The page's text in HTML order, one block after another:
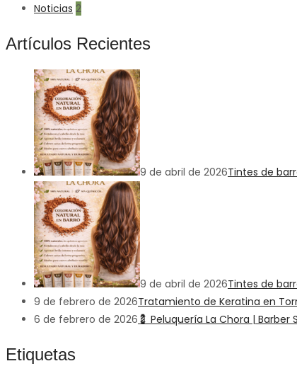
Noticias 2
Artículos Recientes
9 de abril de 2026Tintes de
9 de abril de 2026Tintes de
9 de febrero de 2026Tratamiento de Keratina en
6 de febrero de 2026 💈 Peluquería La Chora |
Etiquetas